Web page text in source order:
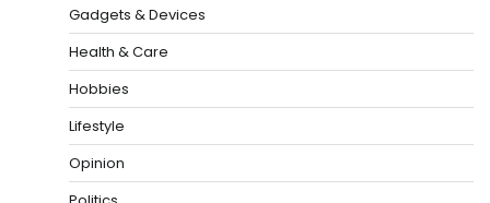
Gadgets & Devices
Health & Care
Hobbies
Lifestyle
Opinion